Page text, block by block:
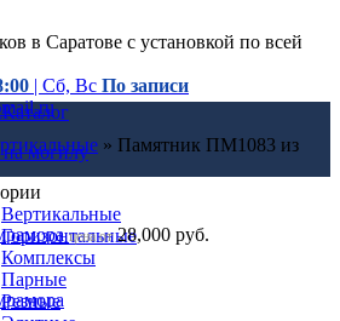
в Саратове с установкой по всей
| Сб, Вс По записи
Каталог
могилу
Вертикальные
Горизонтальные
Комплексы
Парные
Резные
» Памятник ПМ1083 из
цена от 28,000 руб.